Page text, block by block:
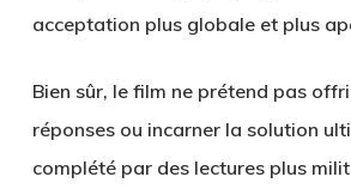
acceptation plus globale et plus
Bien sûr, le film ne prétend pas
réponses ou incarner la solution
complété par des lectures plus